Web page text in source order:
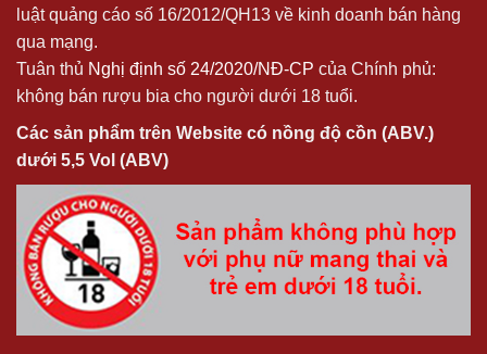
luật quảng cáo số 16/2012/QH13 về kinh doanh bán hàng
qua mạng.
Tuân thủ Nghị định số 24/2020/NĐ-CP của Chính phủ:
không bán rượu bia cho người dưới 18 tuổi.
Các sản phẩm trên Website có nồng độ cồn (ABV.)
dưới 5,5 Vol (ABV)